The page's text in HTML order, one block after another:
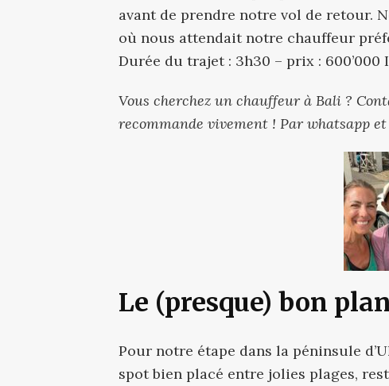
avant de prendre notre vol de retour.
où nous attendait notre chauffeur
Durée du trajet : 3h30 – prix : 600’000
Vous cherchez un chauffeur à Bali ?
recommande vivement ! Par whatsapp et
Le (presque) bon
Pour notre étape dans la péninsule
spot bien placé entre jolies plages,